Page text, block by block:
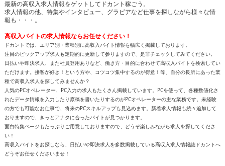
最新の高収入求人情報をゲットしてドカント稼ごう。
求人情報の他、特集やインタビュー、グラビアなど仕事を探しながら様々な情
報も・・・。
高収入バイトの求人情報ならお任せください！
ドカントでは、エリア別・業種別に高収入バイト情報を幅広く掲載しております。
注目のピックアップ求人も定期的に更新して参りますので、是非チェックしてみてください。
日払いや即決求人、また社員登用ありなど、働き方・目的に合わせて高収入バイトを検索してい
ただけます。接客が好き！という方や、コツコツ集中するのが得意！等、自分の長所にあった業
種で高収入求人を探してみませんか？
人気のPCオペレーター、PC入力の求人もたくさん掲載しています。PCを使って、各種数値化さ
れたデータ情報を入力したり原稿を書いたりするのがPCオペレーターの主な業務です。未経験
の方でも可能なお仕事で、将来のPCスキルアップも見込めます。新着求人情報も続々追加して
おりますので、きっとアナタに合ったバイトが見つかります。
面白特集ページもたっぷりご用意しておりますので、どうぞ楽しみながら求人を探してくださ
い！
高収入バイトをお探しなら、日払いや即決求人を多数掲載している高収入求人情報誌ドカントへ
どうぞお任せくださいませ！